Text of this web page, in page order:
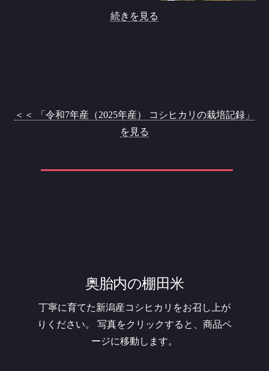
続きを見る
＜＜ 「令和7年産（2025年産） コシヒカリの栽培記録」
を見る
奥胎内の棚田米
丁寧に育てた新潟産コシヒカリをお召し上が
りください。
写真をクリックすると、商品ペ
ージに移動します。